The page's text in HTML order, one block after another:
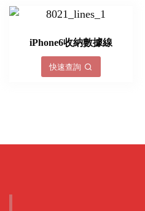
iPhone6收納數據線
快速查詢